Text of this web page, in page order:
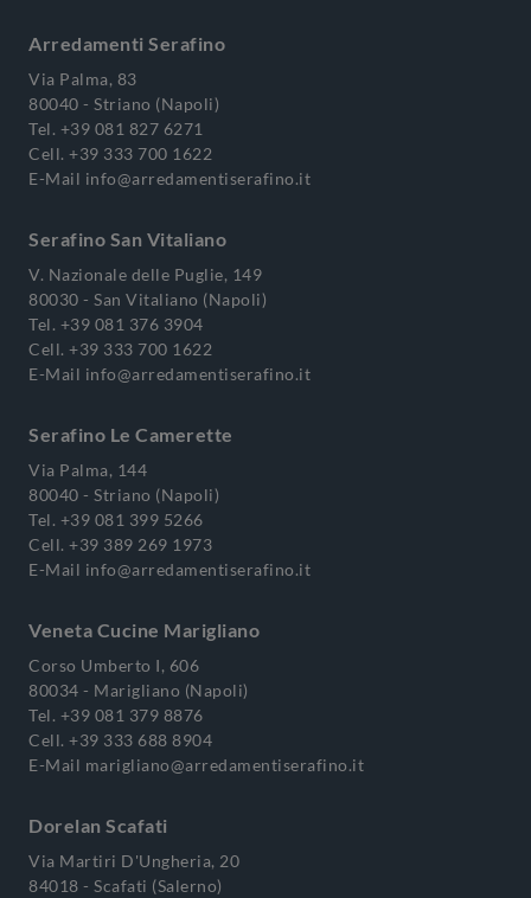
Arredamenti Serafino
Via Palma, 83
80040 - Striano (Napoli)
Tel. +39 081 827 6271
Cell. +39 333 700 1622
E-Mail info@arredamentiserafino.it
Serafino San Vitaliano
V. Nazionale delle Puglie, 149
80030 - San Vitaliano (Napoli)
Tel. +39 081 376 3904
Cell. +39 333 700 1622
E-Mail info@arredamentiserafino.it
Serafino Le Camerette
Via Palma, 144
80040 - Striano (Napoli)
Tel. +39 081 399 5266
Cell. +39 389 269 1973
E-Mail info@arredamentiserafino.it
Veneta Cucine Marigliano
Corso Umberto I, 606
80034 - Marigliano (Napoli)
Tel. +39 081 379 8876
Cell. +39 333 688 8904
E-Mail marigliano@arredamentiserafino.it
Dorelan Scafati
Via Martiri D'Ungheria, 20
84018 - Scafati (Salerno)